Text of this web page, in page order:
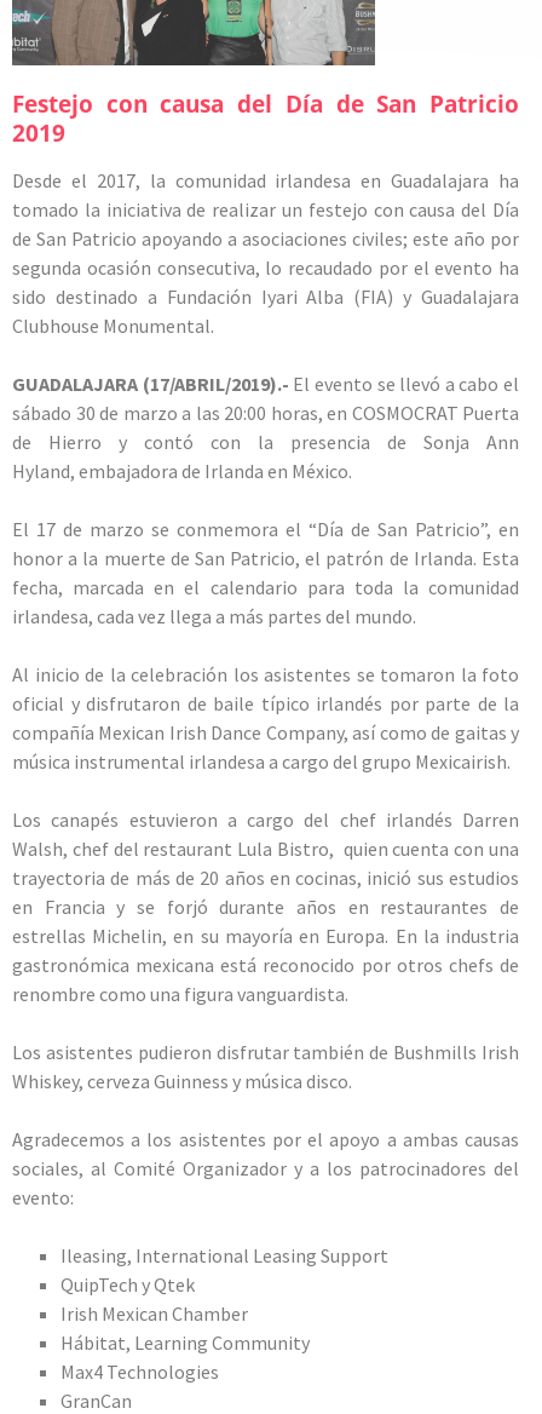
Festejo con causa del Día de San Patricio
2019
Desde el 2017, la comunidad irlandesa en Guadalajara ha
tomado la iniciativa de realizar un festejo con causa del Día
de San Patricio apoyando a asociaciones civiles; este año por
segunda ocasión consecutiva, lo recaudado por el evento ha
sido destinado a Fundación Iyari Alba (FIA) y Guadalajara
Clubhouse Monumental.
GUADALAJARA (17/ABRIL/2019).- El evento se llevó a cabo el
sábado 30 de marzo a las 20:00 horas, en COSMOCRAT Puerta
de Hierro y contó con la presencia de Sonja Ann
Hyland, embajadora de Irlanda en México.
El 17 de marzo se conmemora el “Día de San Patricio”, en
honor a la muerte de San Patricio, el patrón de Irlanda. Esta
fecha, marcada en el calendario para toda la comunidad
irlandesa, cada vez llega a más partes del mundo.
Al inicio de la celebración los asistentes se tomaron la foto
oficial y disfrutaron de baile típico irlandés por parte de la
compañía Mexican Irish Dance Company, así como de gaitas y
música instrumental irlandesa a cargo del grupo Mexicairish.
Los canapés estuvieron a cargo del chef irlandés Darren
Walsh, chef del restaurant Lula Bistro, quien cuenta con una
trayectoria de más de 20 años en cocinas, inició sus estudios
en Francia y se forjó durante años en restaurantes de
estrellas Michelin, en su mayoría en Europa. En la industria
gastronómica mexicana está reconocido por otros chefs de
renombre como una figura vanguardista.
Los asistentes pudieron disfrutar también de Bushmills Irish
Whiskey, cerveza Guinness y música disco.
Agradecemos a los asistentes por el apoyo a ambas causas
sociales, al Comité Organizador y a los patrocinadores del
evento:
Ileasing, International Leasing Support
QuipTech y Qtek
Irish Mexican Chamber
Hábitat, Learning Community
Max4 Technologies
GranCan